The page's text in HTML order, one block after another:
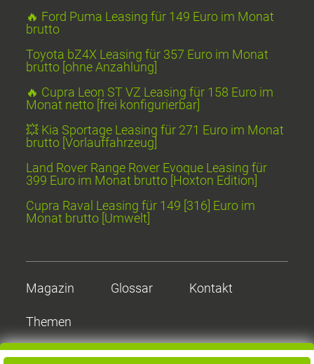
🔥 Ford Puma Leasing für 149 Euro im Monat
brutto
Toyota bZ4X Leasing für 357 Euro im Monat
brutto [ohne Anzahlung]
🔥 Cupra Leon ST VZ Leasing für 158 Euro im
Monat netto [frei konfigurierbar]
💥 Kia Sportage Leasing für 271 Euro im Monat
brutto [Vorlauffahrzeug]
Land Rover Range Rover Evoque Leasing für
399 Euro im Monat brutto [Hoxton Edition]
Cupra Raval Leasing für 149 [316] Euro im
Monat brutto [Umwelt]
Magazin Glossar Kontakt
Themen